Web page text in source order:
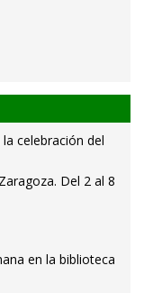
celebración del
Del 2 al 8
en la biblioteca